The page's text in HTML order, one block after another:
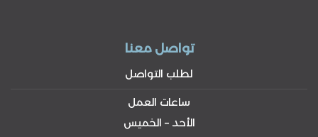
تواصل معنا
لطلب التواصل
ساعات العمل
الأحد – الخميس